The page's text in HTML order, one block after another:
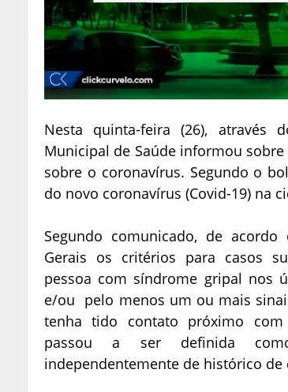
Nesta quinta-feira (26), através
Municipal de Saúde informou
sobre o coronavírus. Segundo o
do novo coronavírus (Covid-19) na
Segundo comunicado, de
Gerais os critérios para casos
pessoa com síndrome gripal nos
e/ou pelo menos um ou mais
tenha tido contato próximo com
passou a ser definida
independentemente de histórico de